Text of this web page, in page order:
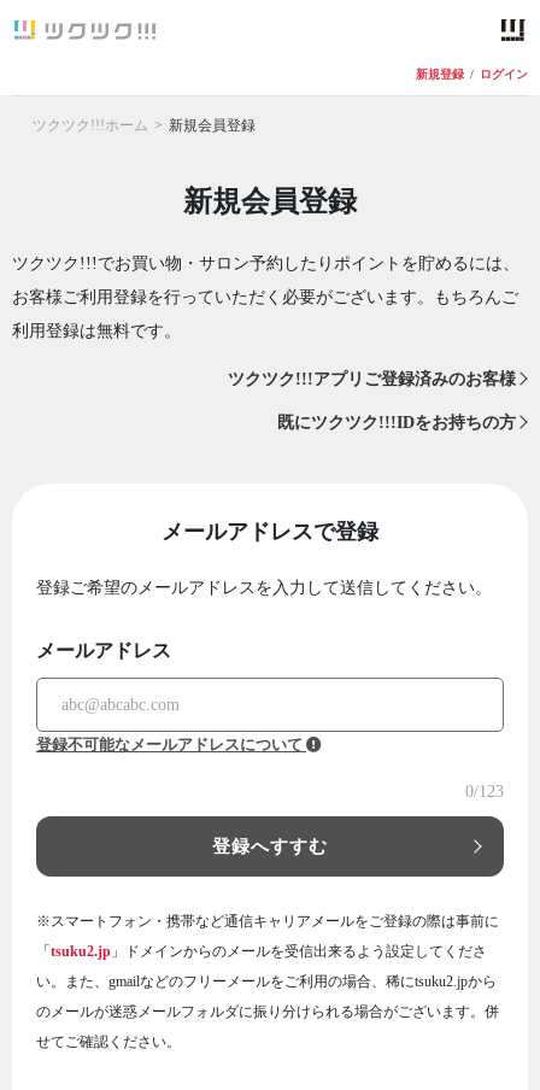
新規登録 / ログイン
ツクツク!!!ホーム 新規会員登録
新規会員登録
ツクツク!!!でお買い物・サロン予約したりポイントを貯めるには、
お客様ご利用登録を行っていただく必要がございます。もちろんご
利用登録は無料です。
ツクツク!!!アプリご登録済みのお客様
既にツクツク!!!IDをお持ちの方
メールアドレスで登録
登録ご希望のメールアドレスを入力して送信してください。
メールアドレス
登録不可能なメールアドレスについて
0/123
登録へすすむ
※スマートフォン・携帯など通信キャリアメールをご登録の際は事前に
「 tsuku2.jp 」ドメインからのメールを受信出来るよう設定してくださ
い。また、gmailなどのフリーメールをご利用の場合、稀にtsuku2.jpから
のメールが迷惑メールフォルダに振り分けられる場合がございます。併
せてご確認ください。